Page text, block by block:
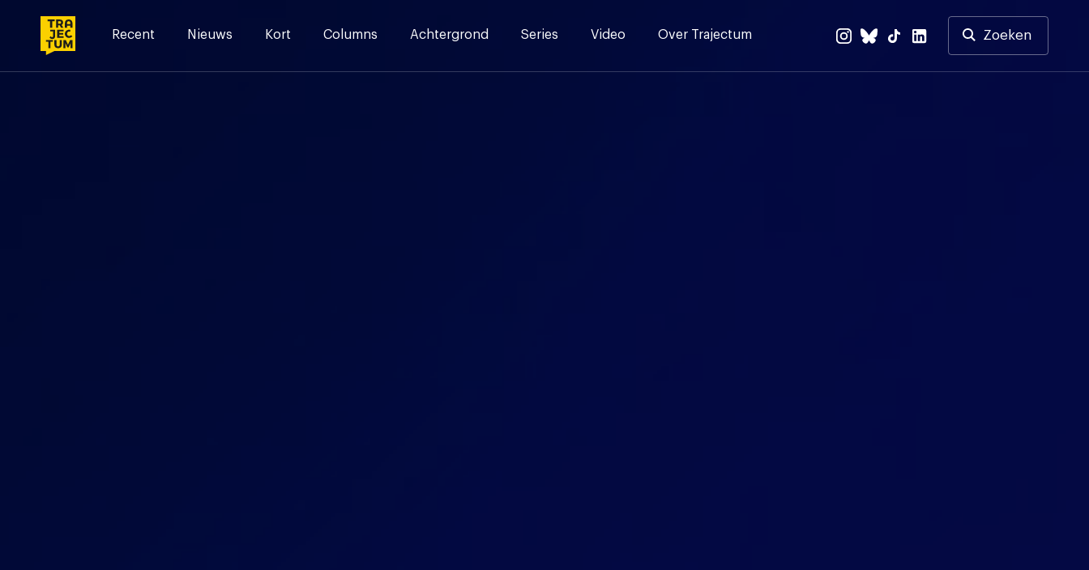
Recent Nieuws Kort Columns Achtergrond Series Video Over Trajectum Zoeken